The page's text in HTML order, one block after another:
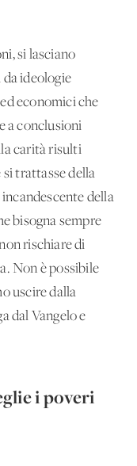
si lasciano
ideologie
economici che
a conclusioni
carità risulti
trattasse della
della
bisogna sempre
rischiare di
Non è possibile
uscire dalla
dal Vangelo e
i poveri